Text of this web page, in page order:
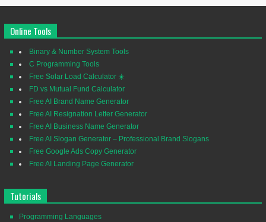
Online Tools
Binary & Number System Tools
C Programming Tools
Free Solar Load Calculator ☀️
FD vs Mutual Fund Calculator
Free AI Brand Name Generator
Free AI Resignation Letter Generator
Free AI Business Name Generator
Free AI Slogan Generator – Professional Brand Slogans
Free Google Ads Copy Generator
Free AI Landing Page Generator
Tutorials
Programming Languages